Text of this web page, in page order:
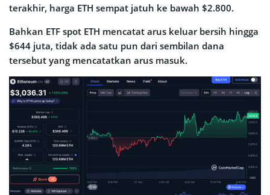
terakhir, harga ETH sempat jatuh ke bawah $2.800.
Bahkan ETF spot ETH mencatat arus keluar bersih hingga
$644 juta, tidak ada satu pun dari sembilan dana
tersebut yang mencatatkan arus masuk.